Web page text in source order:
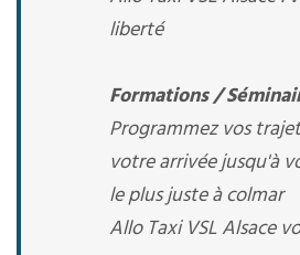
liberté
Formations /
Programmez vos
votre arrivée jusqu'à
le plus juste à colmar
Allo Taxi VSL Alsace